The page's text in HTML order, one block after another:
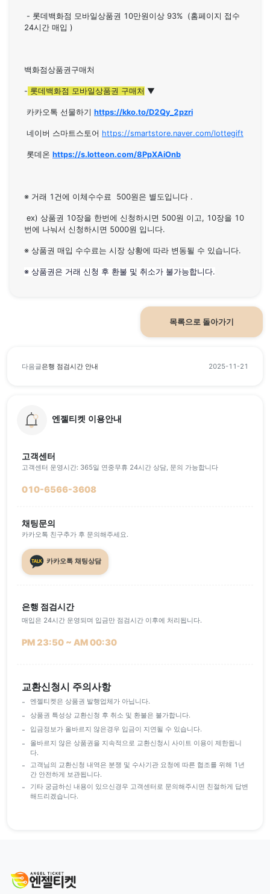
- 롯데백화점 모바일상품권 10만원이상 93% (홈페이지 접수
24시간 매입 )
백화점상품권구매처
- 롯데백화점 모바일상품권 구매처 ▼
카카오톡 선물하기 https://kko.to/D2Qy_2pzri
네이버 스마트스토어 https://smartstore.naver.com/lottegift
롯데온 https://s.lotteon.com/8PpXAiOnb
※ 거래 1건에 이체수수료 500원은 별도입니다 .
ex) 상품권 10장을 한번에 신청하시면 500원 이고, 10장을 10
번에 나눠서 신청하시면 5000원 입니다.
※ 상품권 매입 수수료는 시장 상황에 따라 변동될 수 있습니다.
※ 상품권은 거래 신청 후 환불 및 취소가 불가능합니다.
목록으로 돌아가기
다음글은행 점검시간 안내 2025-11-21
엔젤티켓 이용안내
고객센터
고객센터 운영시간: 365일 연중무휴 24시간 상담, 문의 가능합니다
010-6566-3608
채팅문의
카카오톡 친구추가 후 문의해주세요.
카카오톡 채팅상담
은행 점검시간
매입은 24시간 운영되며 입금만 점검시간 이후에 처리됩니다.
PM 23:50 ~ AM 00:30
교환신청시 주의사항
엔젤티켓은 상품권 발행업체가 아닙니다.
상품권 특성상 교환신청 후 취소 및 환불은 불가합니다.
입금정보가 올바르지 않은경우 입금이 지연될 수 있습니다.
올바르지 않은 상품권을 지속적으로 교환신청시 사이트 이용이 제한됩니
다.
고객님의 교환신청 내역은 분쟁 및 수사기관 요청에 따른 협조를 위해 1년
간 안전하게 보관됩니다.
기타 궁금하신 내용이 있으신경우 고객센터로 문의해주시면 친절하게 답변
해드리겠습니다.